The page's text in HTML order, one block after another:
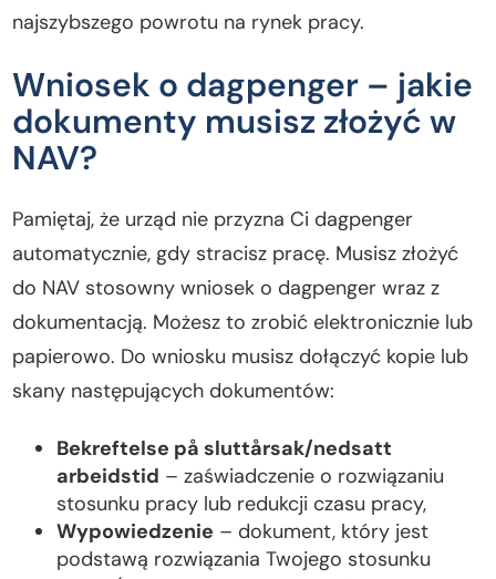
najszybszego powrotu na rynek pracy.
Wniosek o dagpenger – jakie
dokumenty musisz złożyć w
NAV?
Pamiętaj, że urząd nie przyzna Ci dagpenger
automatycznie, gdy stracisz pracę. Musisz złożyć
do NAV stosowny wniosek o dagpenger wraz z
dokumentacją. Możesz to zrobić elektronicznie lub
papierowo. Do wniosku musisz dołączyć kopie lub
skany następujących dokumentów:
Bekreftelse på sluttårsak/nedsatt
arbeidstid – zaświadczenie o rozwiązaniu
stosunku pracy lub redukcji czasu pracy,
Wypowiedzenie – dokument, który jest
podstawą rozwiązania Twojego stosunku